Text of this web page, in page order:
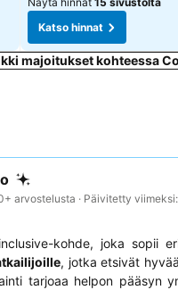
Katso hinnat
majoitukset kohteessa
arvostelusta · Päivitetty
kohde, joka sopii
, jotka etsivät
tarjoaa helpon pääsyn